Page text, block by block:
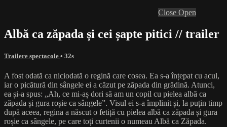
Close Open
Albă ca zăpada și cei șapte pitici // trailer
Trailere spectacole • 32s
A fost odată ca niciodată o regină care cosea. Ea s-a înțepat cu acul,
iar o picătură din sângele ei a căzut pe zăpada din grădină. Atunci,
ea și-a spus: „Ah, ce mi-aș dori să am un copil cu pielea albă ca
zăpada și gura roșie ca sângele”. Visul ei s-a împlinit și, la puțin timp
după aceea, regina a născut o fetiță cu pielea albă ca zăpada și gura
roșie ca sângele, pe care toți curtenii o numeau Albă ca Zăpada.